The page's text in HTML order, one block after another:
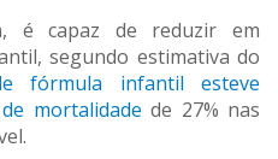
é capaz de reduzir em
segundo estimativa do
fórmula infantil esteve
mortalidade de 27% nas